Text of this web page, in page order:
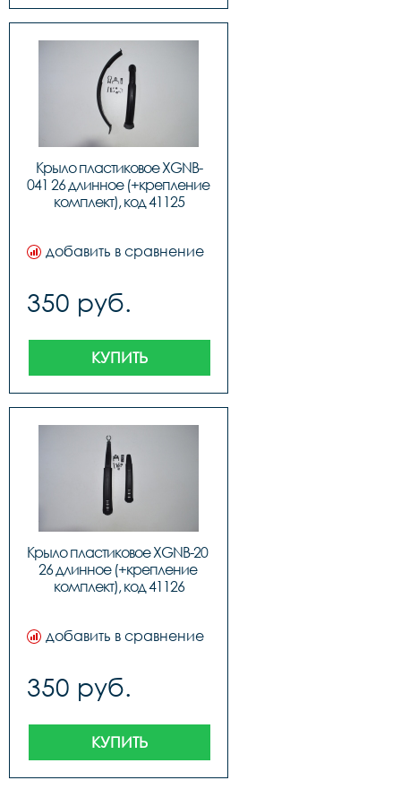
Крыло пластиковое XGNB-
041 26 длинное (+крепление
комплект), код 41125
добавить в сравнение
350 руб.
КУПИТЬ
Крыло пластиковое XGNB-20
26 длинное (+крепление
комплект), код 41126
добавить в сравнение
350 руб.
КУПИТЬ